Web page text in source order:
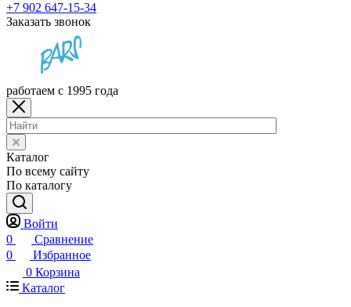
+7 902 647-15-34
Заказать звонок
работаем с 1995 года
Каталог
По всему сайту
По каталогу
Войти
0
Сравнение
0
Избранное
0 Корзина
Каталог